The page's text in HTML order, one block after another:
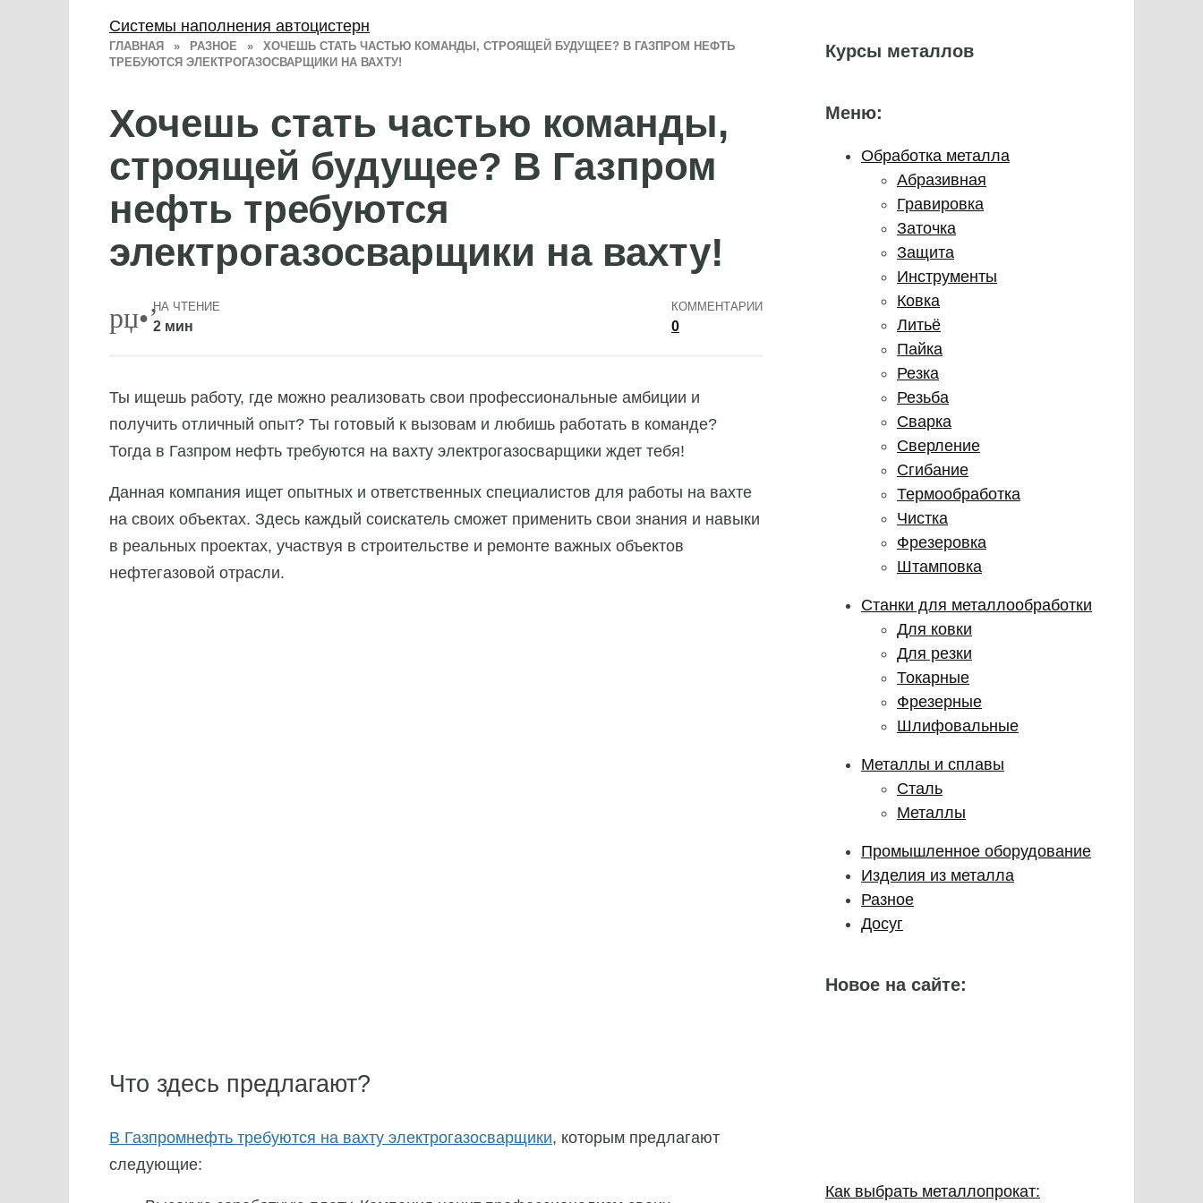
ГЛАВНАЯ » РАЗНОЕ »
ХОЧЕШЬ СТАТЬ ЧАСТЬЮ КОМАНДЫ, СТРОЯЩЕЙ БУДУЩЕЕ? В ГАЗПРОМ НЕФТЬ
ТРЕБУЮТСЯ ЭЛЕКТРОГАЗОСВАРЩИКИ НА ВАХТУ!
Хочешь стать частью команды,
строящей будущее? В Газпром
нефть требуются
электрогазосварщики на вахту!
НА ЧТЕНИЕ
2 мин
КОММЕНТАРИИ
0
Ты ищешь работу, где можно реализовать свои профессиональные амбиции и
получить отличный опыт? Ты готовый к вызовам и любишь работать в команде?
Тогда в Газпром нефть требуются на вахту электрогазосварщики ждет тебя!
Данная компания ищет опытных и ответственных специалистов для работы на вахте
на своих объектах. Здесь каждый соискатель сможет применить свои знания и навыки
в реальных проектах, участвуя в строительстве и ремонте важных объектов
нефтегазовой отрасли.
Что здесь предлагают?
В Газпромнефть требуются на вахту электрогазосварщики, которым предлагают
следующие:
Курсы металлов
Меню:
Обработка металла
Абразивная
Гравировка
Заточка
Защита
Инструменты
Ковка
Литьё
Пайка
Резка
Резьба
Сварка
Сверление
Сгибание
Термообработка
Чистка
Фрезеровка
Штамповка
Станки для металлообработки
Для ковки
Для резки
Токарные
Фрезерные
Шлифовальные
Металлы и сплавы
Сталь
Металлы
Промышленное оборудование
Изделия из металла
Разное
Досуг
Новое на сайте:
Как выбрать металлопрокат:
Системы наполнения автоцистерн